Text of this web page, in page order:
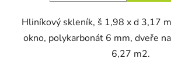
Hliníkový skleník, š 1,98 x d 3,17
okno, polykarbonát 6 mm, dveře
6,27 m2.